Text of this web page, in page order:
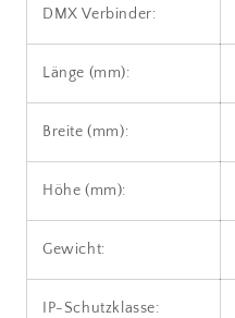
DMX Verbinder:
Länge (mm):
Breite (mm):
Höhe (mm):
Gewicht:
IP-Schutzklasse: